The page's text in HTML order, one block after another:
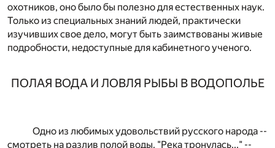
охотников, оно было бы полезно для естественных наук.
Только из специальных знаний людей, практически
изучивших свое дело, могут быть заимствованы живые
подробности, недоступные для кабинетного ученого.
ПОЛАЯ ВОДА И ЛОВЛЯ РЫБЫ В ВОДОПОЛЬЕ
Одно из любимых удовольствий русского народа --
смотреть на разлив полой воды. "Река тронулась..." --